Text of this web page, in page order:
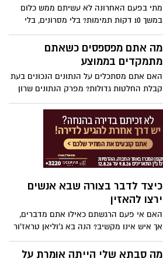
ובעיקר, היא מעודדת אותנו לשנות את אופן
הגישה שלנו לאבל. "אדם מתאבל יצחק שוב
זה לא אומר שהוא המשיך הלאה".
מתי בפעם האחרונה לא עשיתם ממש כלום
במשך 10 דקות תמימות? בלי מסרונים, בלי
לדבר ואפילו בלי לחשוב? המומחה למודעות
אנדי פאדיקומב מתאר את גורם השינוי
דקות ביום, פשוט להיות מודעים ולחוות את
הרגע הנוכחי (אין צורך בקטורת ובישיבה על
הרצפה בתנוחות משונות).
מה אתם מפספסים כשאתם
מתמקדים בממוצע
האם אתם מסתכלים על הנתונים הנכונים בעת
קבלת החלטות גדולות? מפרק הנתונים שרון
זיקרמן מאתגר את ההסתמכות שלנו על
ממוצעים, ומראה כיצד הם יכולים להטעות -
במיוחד ברגעים משני חיים. על ידי חשיבה
מחודשת על האופן שבו אנו מפרשים נתונים,
הוא חושף גישה חכמה יותר להערכת סיכונים
וביצוע בחירות טובות יותר.
כיצד לדבר בצורה שבא אנשים
ירצו להאזין
האם אי פעם הרגשתם כאילו אתם מדברים,
אך איש אינו מקשיב? הנה בא ג'וליאן טראז'ור
לעזור. בהרצאה המועילה הזו, המומחה לצליל
מדגים את מה שניתן לעשות בכדי לדבר דיבור
מה סבתא שלי הייתה אומרת על